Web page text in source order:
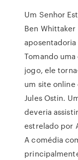
Um Senhor
Ben
Tomando
jogo, ele
um site
Jules Ostin.
deveria
estrelado por
A comédia